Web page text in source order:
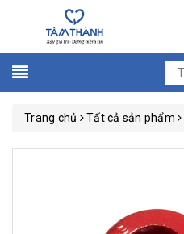
Trang chủ Tất cả sản phẩm